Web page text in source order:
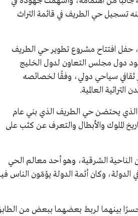
تسجيل حي الطريف في قائمة التراث
سلمان بن عبدالعزيز، حفل افتتاح مشروع تطوير حي الطريف
دول مجلس التعاون لدول الخليج
ثقافي سياحي دولي، وفقًا لخصائصه
العالمية.
الذي يحتضن حي الطريف الذي بني عام
تاريخ الملوك والأبطال والتعرف عن كثب على
الشرقية، وهو أحد معالم الحي
الدولة، وكان أئمة الدولة يؤمّون الناس
بينهما لربط بعضهما ببعض من